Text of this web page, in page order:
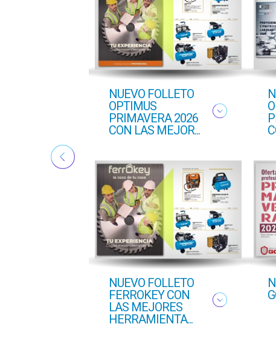
NUEVO FOLLETO
OPTIMUS
PRIMAVERA 2026
CON LAS MEJOR...
NUEVO FOLLETO
FERROKEY CON
LAS MEJORES
HERRAMIENTA...